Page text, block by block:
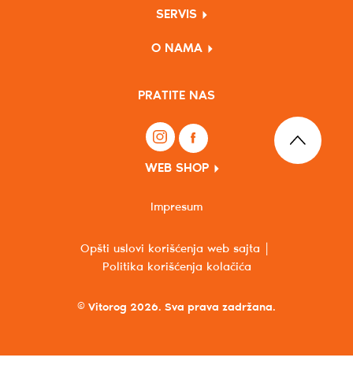
SERVIS
O NAMA
PRATITE NAS
WEB SHOP
© Vitorog 2026. Sva prava zadržana.
Opšti uslovi korišćenja web sajta
Politika korišćenja kolačića
Impresum